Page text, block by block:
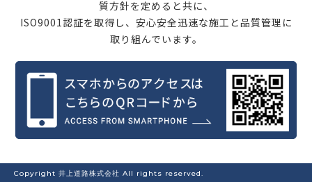
質方針を定めると共に、
ISO9001認証を取得し、安心安全迅速な施工と品質管理に
取り組んでいます。
Copyright 井上道路株式会社 All rights reserved.